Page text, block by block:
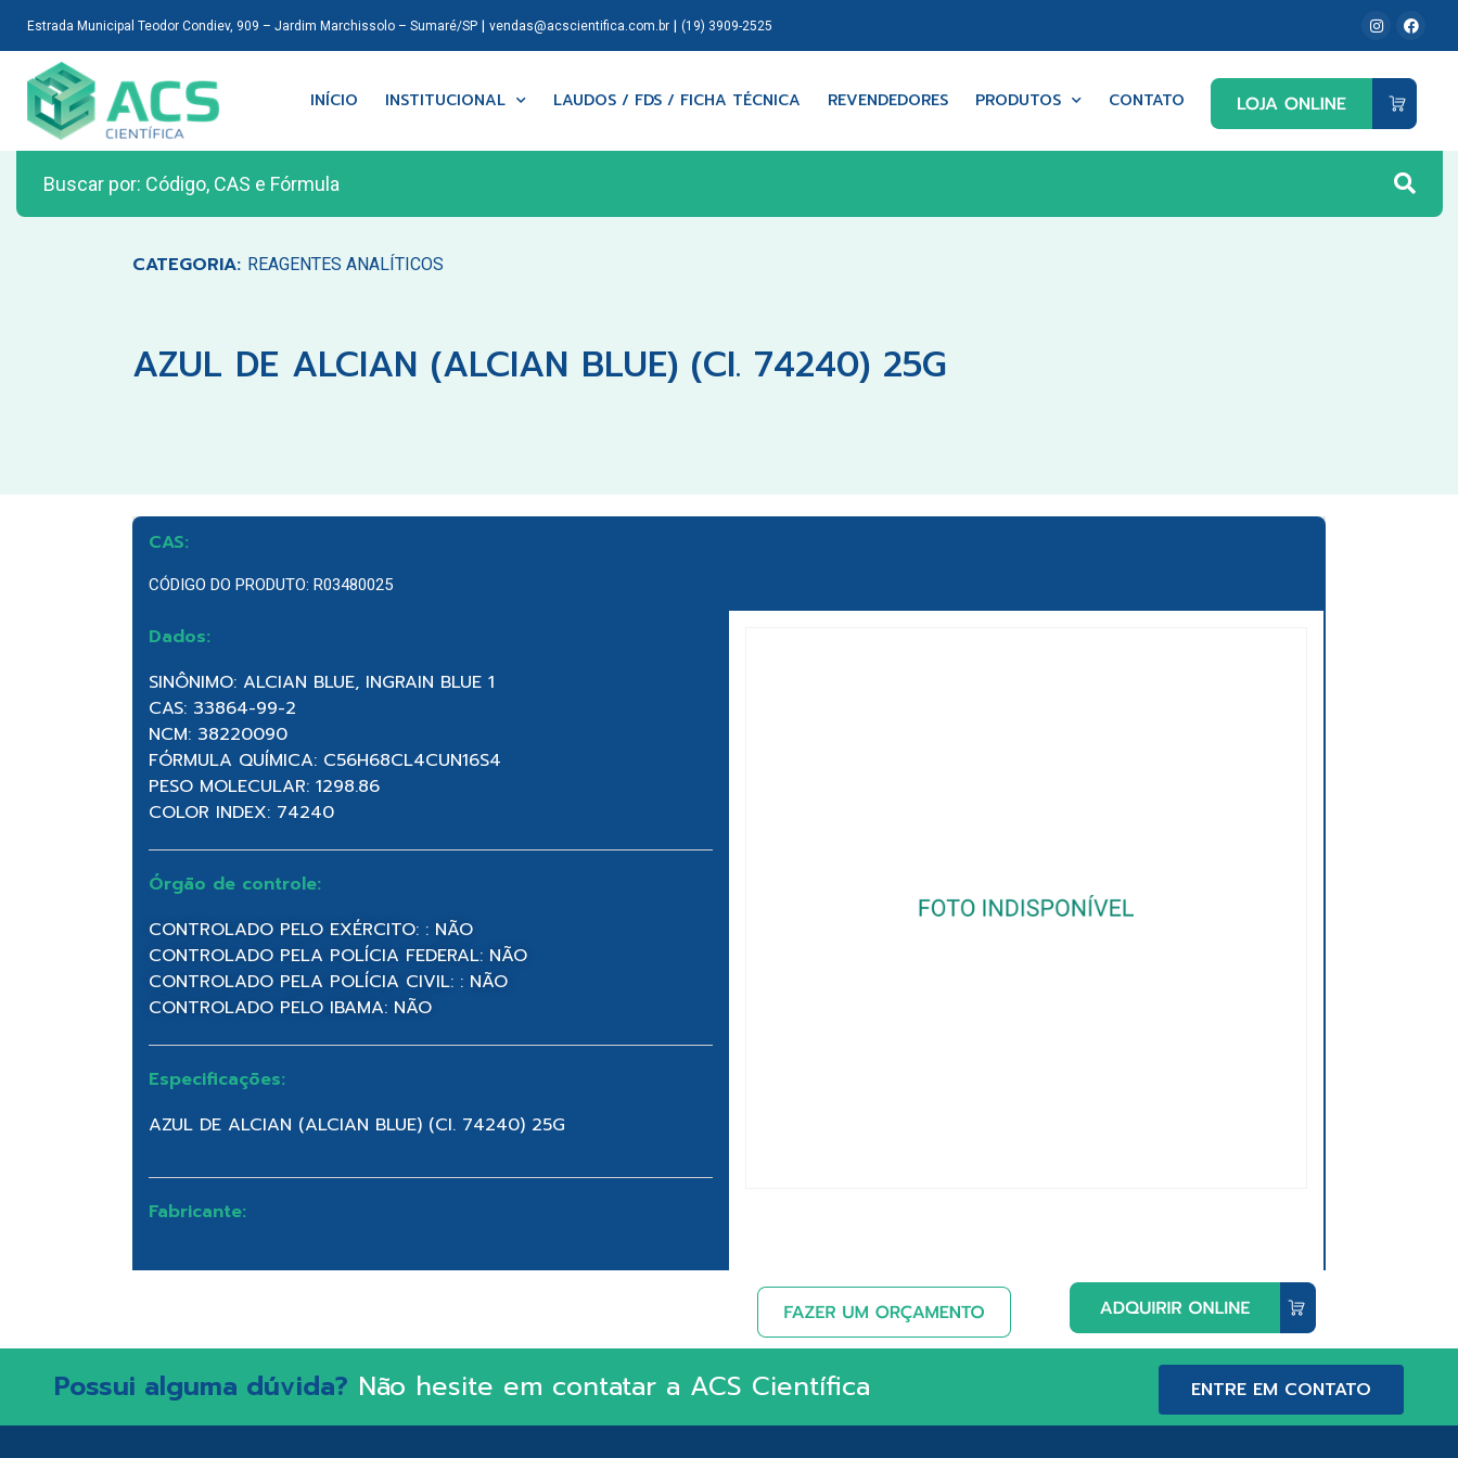
Estrada Municipal Teodor Condiev, 909 – Jardim Marchissolo – Sumaré/SP| vendas@acscientifica.com.br| (19) 3909-2525
INÍCIO INSTITUCIONAL LAUDOS / FDS / FICHA TÉCNICA REVENDEDORES PRODUTOS CONTATO
CATEGORIA: REAGENTES ANALÍTICOS
AZUL DE ALCIAN (ALCIAN BLUE) (CI. 74240) 25G
CAS:
CÓDIGO DO PRODUTO: R03480025
Dados:
SINÔNIMO: ALCIAN BLUE, INGRAIN BLUE 1
CAS: 33864-99-2
NCM: 38220090
FÓRMULA QUÍMICA: C56H68CL4CUN16S4
PESO MOLECULAR: 1298.86
COLOR INDEX: 74240
Órgão de controle:
CONTROLADO PELO EXÉRCITO: : NÃO
CONTROLADO PELA POLÍCIA FEDERAL: NÃO
CONTROLADO PELA POLÍCIA CIVIL: : NÃO
CONTROLADO PELO IBAMA: NÃO
Especificações:
AZUL DE ALCIAN (ALCIAN BLUE) (CI. 74240) 25G
Fabricante:
Possui alguma dúvida? Não hesite em contatar a ACS Científica ENTRE EM CONTATO